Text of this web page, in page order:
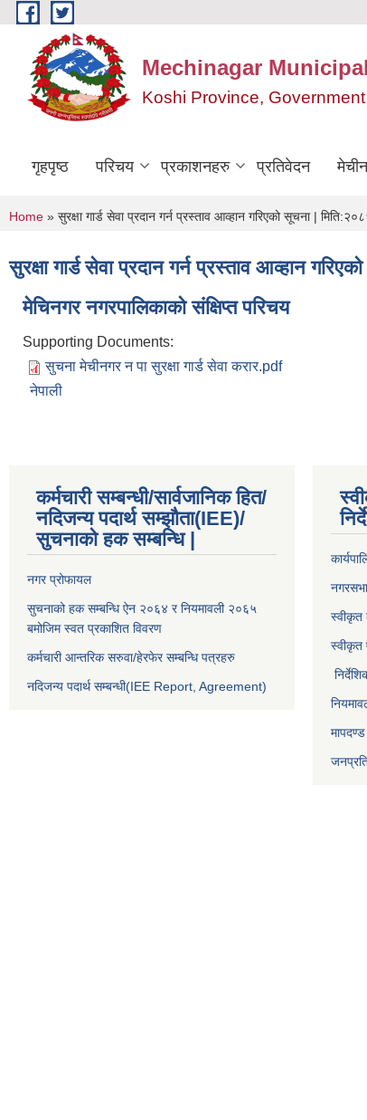
Skip to main content
Mechinagar
Koshi Province,
गृहपृष्ठ परिचय प्रकाशनहरु प्रतिवेदन
You are here
Home » सुरक्षा गार्ड सेवा प्रदान गर्न प्रस्ताव आव्हान गरिएको सूचना |
सुरक्षा गार्ड सेवा प्रदान गर्न प्रस्ताव आव्हान
मेचिनगर नगरपालिकाको संक्षिप्‍त परिचय
Supporting Documents:
सुचना मेचीनगर न पा सुरक्षा गार्ड सेवा करार.pdf
नेपाली
कर्मचारी सम्बन्धी/सार्वजानिक हित/
नदिजन्य पदार्थ सम्झौता(IEE)/
सुचनाको हक सम्बन्धि |
नगर प्रोफायल
सुचनाको हक सम्बन्धि ऐन २०६४ र नियमावली २०६५
बमोजिम स्वत प्रकाशित विवरण
कर्मचारी आन्तरिक सरुवा/हेरफेर सम्बन्धि पत्रहरु
नदिजन्य पदार्थ सम्बन्धी(IEE Report, Agreement)​
स्वीकृत
स्वीकृत
मापदण्ड